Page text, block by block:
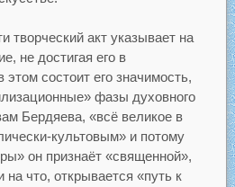
творческий акт указывает на
не достигая его в
состоит его значимость,
фазы духовного
Бердяева, «всё великое в
культовым» и потому
он признаёт «священной»,
на что, открывается «путь к